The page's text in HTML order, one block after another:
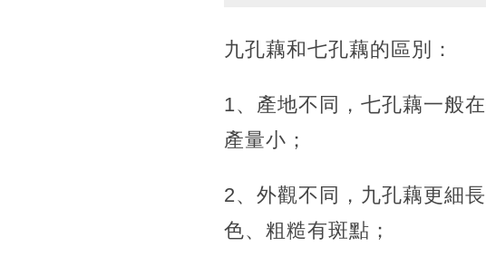
九孔藕和七孔藕的區別：
1、產地不同，七孔藕一般
產量小；
2、外觀不同，九孔藕更細
色、粗糙有斑點；